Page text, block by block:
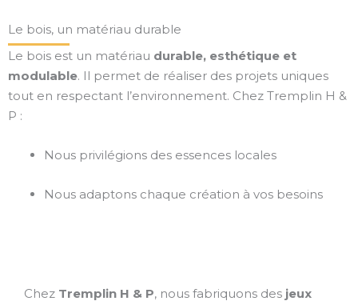
Le bois, un matériau durable
Le bois est un matériau durable, esthétique et
modulable. Il permet de réaliser des projets uniques
tout en respectant l’environnement. Chez Tremplin H &
P :
Nous privilégions des essences locales
Nous adaptons chaque création à vos besoins
Chez Tremplin H & P, nous fabriquons des jeux